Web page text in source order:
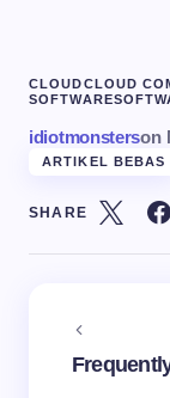
CLOUDCLOUD
SOFTWARE
idiotmonsterson
ARTIKEL BEBAS
SHARE